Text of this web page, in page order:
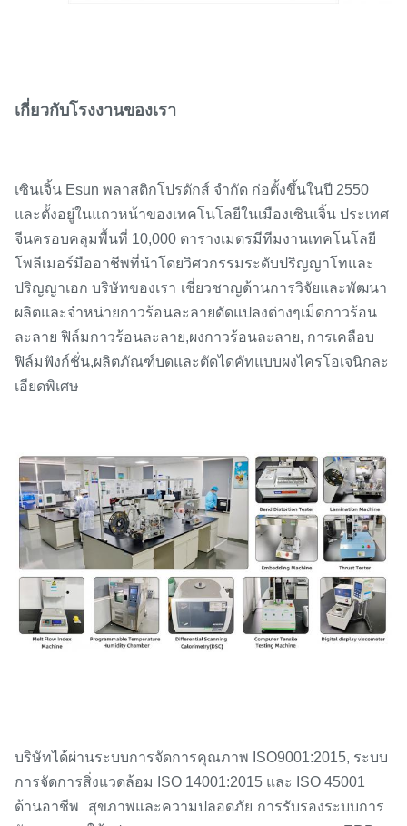
เกี่ยวกับโรงงานของเรา
เซินเจิ้น Esun พลาสติกโปรดักส์ จำกัด ก่อตั้งขึ้นในปี 2550
และตั้งอยู่ในแถวหน้าของเทคโนโลยีในเมืองเซินเจิ้น ประเทศ
จีนครอบคลุมพื้นที่ 10,000 ตารางเมตรมีทีมงานเทคโนโลยี
โพลีเมอร์มืออาชีพที่นำโดยวิศวกรรมระดับปริญญาโทและ
ปริญญาเอก บริษัทของเรา เชี่ยวชาญด้านการวิจัยและพัฒนา
ผลิตและจำหน่ายกาวร้อนละลายดัดแปลงต่างๆเม็ดกาวร้อน
ละลาย ฟิล์มกาวร้อนละลาย,ผงกาวร้อนละลาย, การเคลือบ
ฟิล์มฟังก์ชั่น,ผลิตภัณฑ์บดและตัดไดคัทแบบผงไครโอเจนิกละ
เอียดพิเศษ
บริษัทได้ผ่านระบบการจัดการคุณภาพ ISO9001:2015, ระบบ
การจัดการสิ่งแวดล้อม ISO 14001:2015 และ ISO 45001
ด้านอาชีพ
สุขภาพและความปลอดภัย การรับรองระบบการ